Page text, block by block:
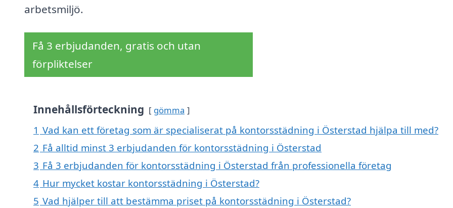
arbetsmiljö.
Få 3 erbjudanden, gratis och utan
förpliktelser
Innehållsförteckning gömma
1 Vad kan ett företag som är specialiserat på kontorsstädning i Österstad hjälpa till med?
2 Få alltid minst 3 erbjudanden för kontorsstädning i Österstad
3 Få 3 erbjudanden för kontorsstädning i Österstad från professionella företag
4 Hur mycket kostar kontorsstädning i Österstad?
5 Vad hjälper till att bestämma priset på kontorsstädning i Österstad?